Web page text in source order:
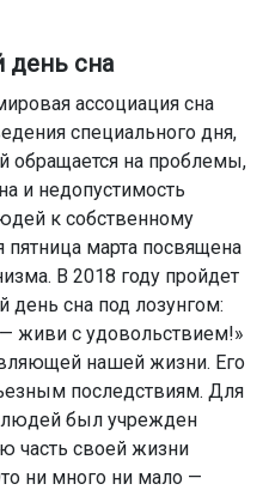
день сна
ассоциация сна
специального дня,
обращается на проблемы,
и недопустимость
к собственному
марта посвящена
В 2018 году пройдет
сна под лозунгом:
живи с удовольствием!»
нашей жизни. Его
последствиям. Для
людей был учрежден
часть своей жизни
ни много ни мало —